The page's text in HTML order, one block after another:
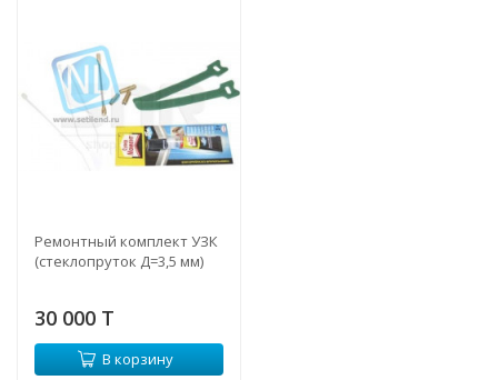
Ремонтный комплект УЗК
(стеклопруток Д=3,5 мм)
30 000 T
В корзину